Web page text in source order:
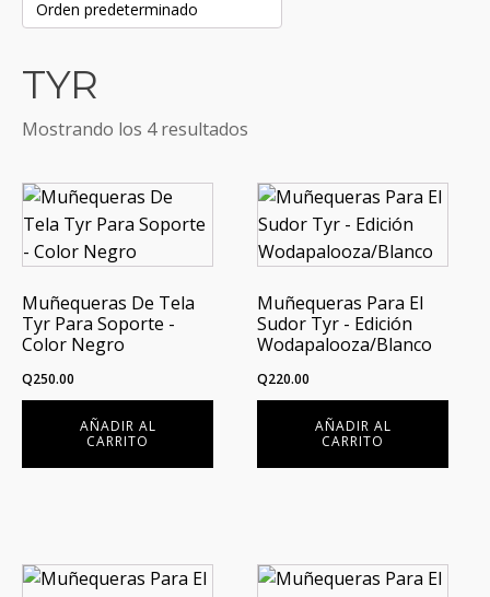
TYR
Mostrando los 4 resultados
Muñequeras De Tela
Tyr Para Soporte -
Color Negro
Q250.00
AÑADIR AL
CARRITO
Muñequeras Para El
Sudor Tyr - Edición
Wodapalooza/Blanco
Q220.00
AÑADIR AL
CARRITO